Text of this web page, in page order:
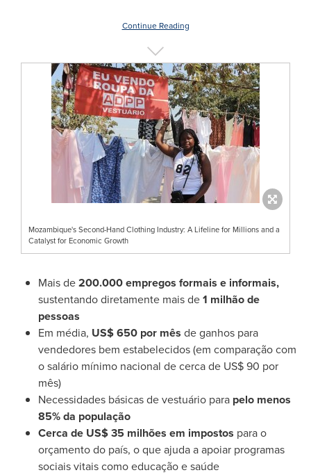
Continue Reading
Mozambique's Second-Hand Clothing Industry: A Lifeline for Millions and a
Catalyst for Economic Growth
Mais de200.000 empregos formais e informais,
sustentando diretamente mais de1 milhão de
pessoas
Em média, US$ 650 por mês de ganhos para
vendedores bem estabelecidos (em comparação com
o salário mínimo nacional de cerca de US$ 90 por
mês)
Necessidades básicas de vestuário para pelo menos
85% da população
Cerca de US$ 35 milhões em impostos para o
orçamento do país, o que ajuda a apoiar programas
sociais vitais como educação e saúde